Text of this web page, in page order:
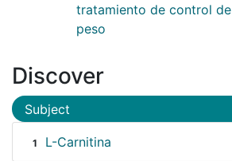
tratamiento de control de
peso
Discover
Subject
1 L-Carnitina